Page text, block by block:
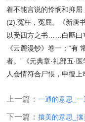
着不能言说的怜悯和抑屈
(2).冤枉，冤屈。《新唐
以受四方之书……白匭曰‘
《云麓漫钞》卷一：“有
者。”《元典章·礼部五·
人会情符合尸悵，申復
上一篇：一通的意思_
下一篇：攘美的意思_